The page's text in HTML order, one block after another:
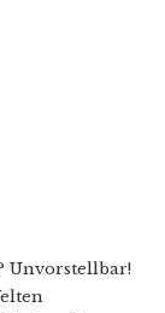
Unvorstellbar!